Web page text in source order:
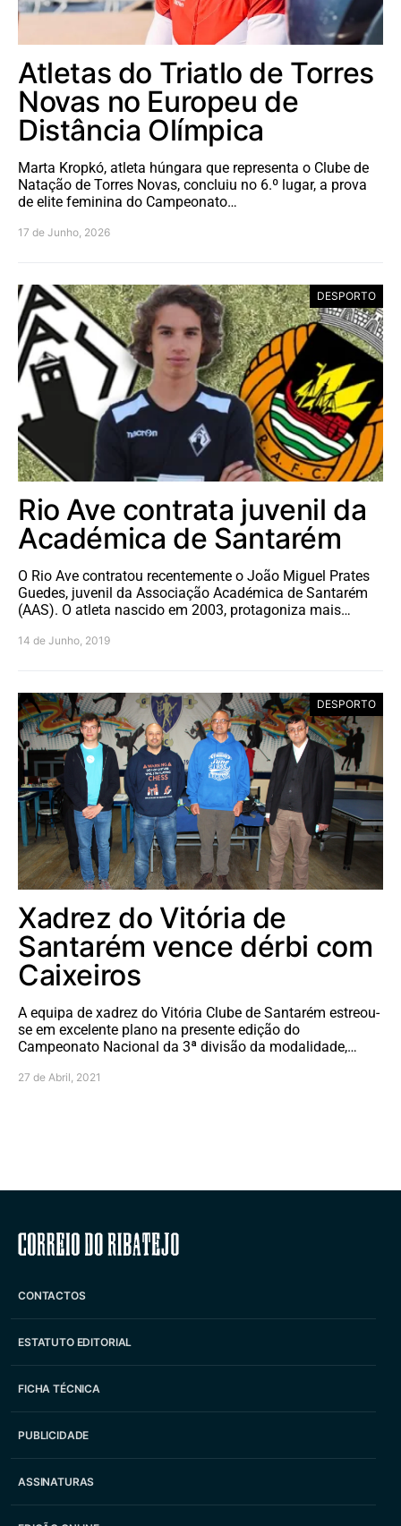
Atletas do Triatlo de Torres
Novas no Europeu de
Distância Olímpica
Marta Kropkó, atleta húngara que representa o Clube de
Natação de Torres Novas, concluiu no 6.º lugar, a prova
de elite feminina do Campeonato…
17 de Junho, 2026
DESPORTO
Rio Ave contrata juvenil da
Académica de Santarém
O Rio Ave contratou recentemente o João Miguel Prates
Guedes, juvenil da Associação Académica de Santarém
(AAS). O atleta nascido em 2003, protagoniza mais…
14 de Junho, 2019
DESPORTO
Xadrez do Vitória de
Santarém vence dérbi com
Caixeiros
A equipa de xadrez do Vitória Clube de Santarém estreou-
se em excelente plano na presente edição do
Campeonato Nacional da 3ª divisão da modalidade,…
27 de Abril, 2021
Correio do Ribatejo
CONTACTOS
ESTATUTO EDITORIAL
FICHA TÉCNICA
PUBLICIDADE
ASSINATURAS